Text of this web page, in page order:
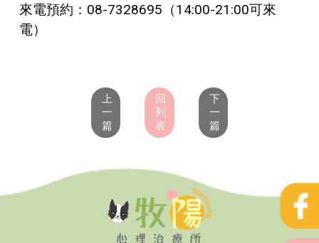
來電預約：08-7328695（14:00-21:00可來
電）
上
一
篇
回
列
表
下
一
篇